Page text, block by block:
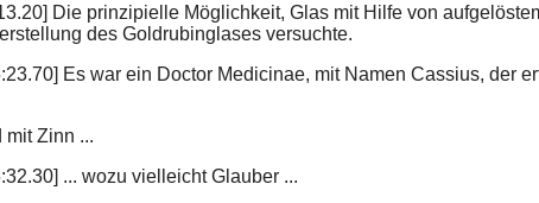
Die prinzipielle Möglichkeit, Glas mit Hilfe von
des Goldrubinglases versuchte.
Es war ein Doctor Medicinae, mit Namen Cassius, der
mit Zinn ...
... wozu vielleicht Glauber ...